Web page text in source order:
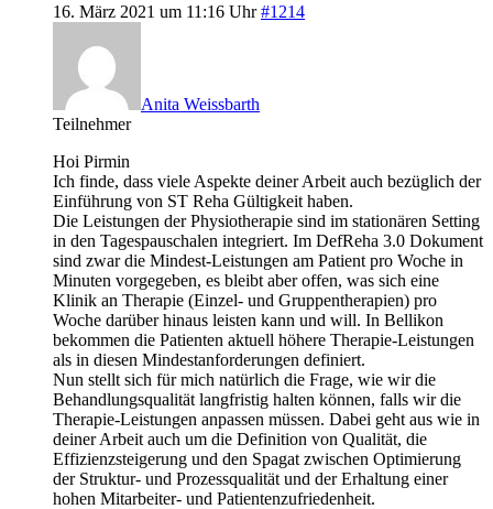
16. März 2021 um 11:16 Uhr #1214
Anita Weissbarth
Teilnehmer
Hoi Pirmin
Ich finde, dass viele Aspekte deiner Arbeit auch bezüglich der
Einführung von ST Reha Gültigkeit haben.
Die Leistungen der Physiotherapie sind im stationären Setting
in den Tagespauschalen integriert. Im DefReha 3.0 Dokument
sind zwar die Mindest-Leistungen am Patient pro Woche in
Minuten vorgegeben, es bleibt aber offen, was sich eine
Klinik an Therapie (Einzel- und Gruppentherapien) pro
Woche darüber hinaus leisten kann und will. In Bellikon
bekommen die Patienten aktuell höhere Therapie-Leistungen
als in diesen Mindestanforderungen definiert.
Nun stellt sich für mich natürlich die Frage, wie wir die
Behandlungsqualität langfristig halten können, falls wir die
Therapie-Leistungen anpassen müssen. Dabei geht aus wie in
deiner Arbeit auch um die Definition von Qualität, die
Effizienzsteigerung und den Spagat zwischen Optimierung
der Struktur- und Prozessqualität und der Erhaltung einer
hohen Mitarbeiter- und Patientenzufriedenheit.